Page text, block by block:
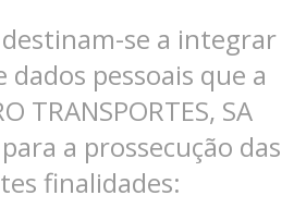
destinam-se a integrar
pessoais que a
TRANSPORTES, SA
a prossecução das
finalidades: